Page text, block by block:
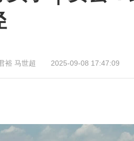
裕 马世超 2025-09-08 17:47:09